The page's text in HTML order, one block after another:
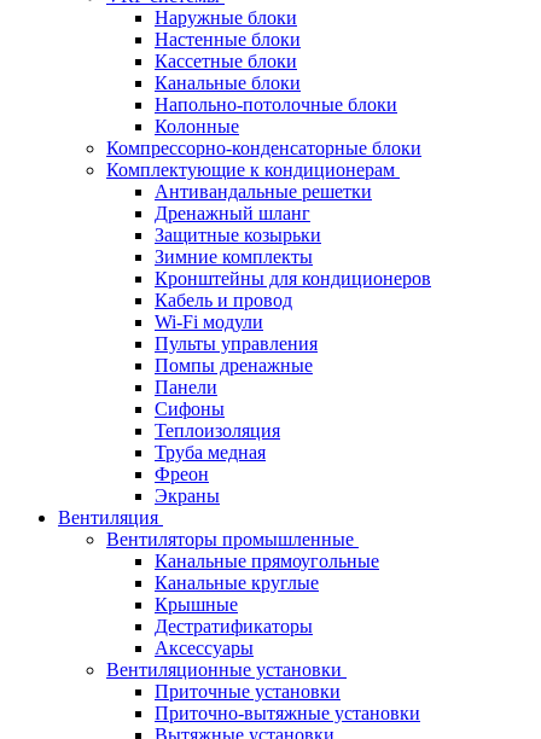
Наружные блоки
Настенные блоки
Кассетные блоки
Канальные блоки
Напольно-потолочные блоки
Колонные
Компрессорно-конденсаторные блоки
Комплектующие к кондиционерам
Антивандальные решетки
Дренажный шланг
Защитные козырьки
Зимние комплекты
Кронштейны для кондиционеров
Кабель и провод
Wi-Fi модули
Пульты управления
Помпы дренажные
Панели
Сифоны
Теплоизоляция
Труба медная
Фреон
Экраны
Вентиляция
Вентиляторы промышленные
Канальные прямоугольные
Канальные круглые
Крышные
Дестратификаторы
Аксессуары
Вентиляционные установки
Приточные установки
Приточно-вытяжные установки
Вытяжные установки